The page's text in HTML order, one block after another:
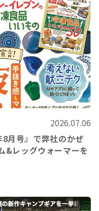
2026.07.06
月号』で弊社のかぜ
&レッグウォーマーを